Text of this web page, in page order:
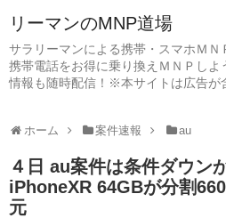
リーマンのMNP道場
サラリーマンによる携帯・スマホＭＮ
携帯電話をお得に乗り換えＭＮＰしよ
情報も随時配信！※本サイトは広告が
ホーム 案件速報 au
４日 au案件は条件ダウン
iPhoneXR 64GBが分割
元